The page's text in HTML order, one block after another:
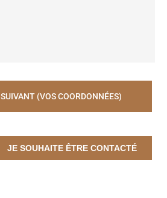
SUIVANT (VOS COORDONNÉES)
JE SOUHAITE ÊTRE CONTACTÉ